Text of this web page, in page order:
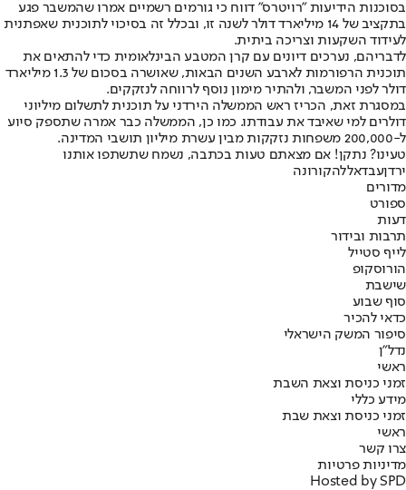
בסוכנות הידיעות "רויטרס" דווח כי גורמים רשמיים אמרו שהמשבר פגע
בתקציב של 14 מיליארד דולר לשנה זו, ובכלל זה בסיכוי לתוכנית שאפתנית
לעידוד השקעות וצריכה ביתית.
לדבריהם, נערכים דיונים עם קרן המטבע הבינלאומית כדי להתאים את
תוכנית הרפורמות לארבע השנים הבאות, שאושרה בסכום של 1.3 מיליארד
דולר לפני המשבר, ולהתיר מימון נוסף לרווחה לנזקקים.
במסגרת זאת, הכריז ראש הממשלה הירדני על תוכנית לתשלום מיליוני
דולרים למי שאיבד את עבודתו. כמו כן, הממשלה כבר אמרה שתספק סיוע
ל-200,000 משפחות נזקקות מבין עשרת מיליון תושבי המדינה.
טעינו? נתקן! אם מצאתם טעות בכתבה, נשמח שתשתפו אותנו
ירדןעבדאללהקורונה
מדורים
ספורט
דעות
תרבות ובידור
לייף סטייל
הורוסקופ
שישבת
סוף שבוע
כדאי להכיר
סיפור המשק הישראלי
נדל"ן
ראשי
זמני כניסת וצאת השבת
מידע כללי
זמני כניסת וצאת שבת
ראשי
צרו קשר
מדיניות פרטיות
Hosted by SPD